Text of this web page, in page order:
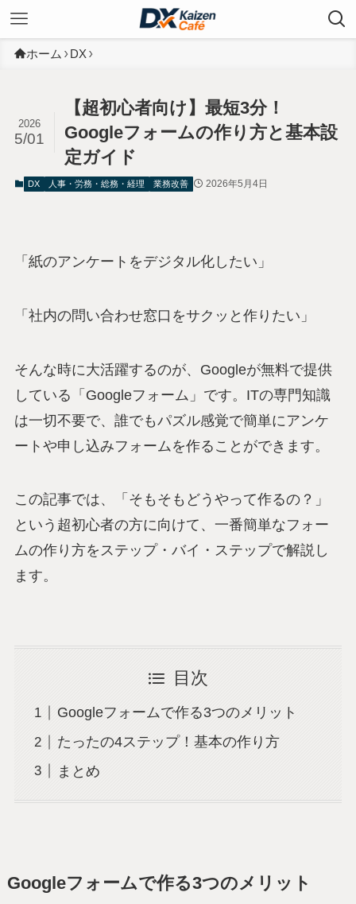
ホーム DX
【超初心者向け】最短3分！
Googleフォームの作り方と基本設
定ガイド
2026
5/01
DX 人事・労務・総務・経理 業務改善 2026年5月4日
「紙のアンケートをデジタル化したい」
「社内の問い合わせ窓口をサクッと作りたい」
そんな時に大活躍するのが、Googleが無料で提供
している「Googleフォーム」です。ITの専門知識
は一切不要で、誰でもパズル感覚で簡単にアンケ
ートや申し込みフォームを作ることができます。
この記事では、「そもそもどうやって作るの？」
という超初心者の方に向けて、一番簡単なフォー
ムの作り方をステップ・バイ・ステップで解説し
ます。
目次
Googleフォームで作る3つのメリット
たったの4ステップ！基本の作り方
まとめ
Googleフォームで作る3つのメリット